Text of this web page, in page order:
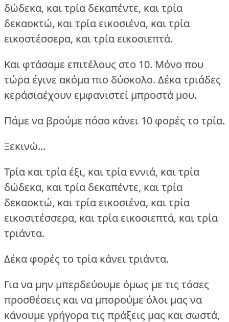
δώδεκα, και τρία δεκαπέντε, και τρία
δεκαοκτώ, και τρία εικοσιένα, και τρία
εικοστέσσερα, και τρία εικοσιεπτά.
Και φτάσαμε επιτέλους στο 10. Μόνο που
τώρα έγινε ακόμα πιο δύσκολο. Δέκα τριάδες
κεράσιαέχουν εμφανιστεί μπροστά μου.
Πάμε να βρούμε πόσο κάνει 10 φορές το τρία.
Ξεκινώ...
Τρία και τρία έξι, και τρία εννιά, και τρία
δώδεκα, και τρία δεκαπέντε, και τρία
δεκαοκτώ, και τρία εικοσιένα, και τρία
εικοσιτέσσερα, και τρία εικοσιεπτά, και τρία
τριάντα.
Δέκα φορές το τρία κάνει τριάντα.
Για να μην μπερδεύουμε όμως με τις τόσες
προσθέσεις και να μπορούμε όλοι μας να
κάνουμε γρήγορα τις πράξεις μας και σωστά,